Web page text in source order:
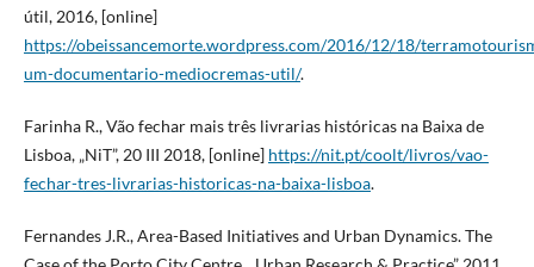
útil, 2016, [online]
https://obeissancemorte.wordpress.com/2016/12/18/
um-documentario-mediocremas-util/.
Farinha R., Vão fechar mais três livrarias históricas na Baixa de
Lisboa, „NiT”, 20 III 2018, [online] https://nit.pt/coolt/livros/vao-
fechar-tres-livrarias-historicas-na-baixa-lisboa.
Fernandes J.R., Area-Based Initiatives and Urban Dynamics. The